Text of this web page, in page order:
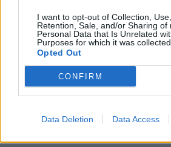
I want to opt-out of Collection, Use,
Retention, Sale, and/or Sharing of
Personal Data that Is Unrelated
Purposes for which it was collected.
Opted Out
CONFIRM
Data Deletion Data Access